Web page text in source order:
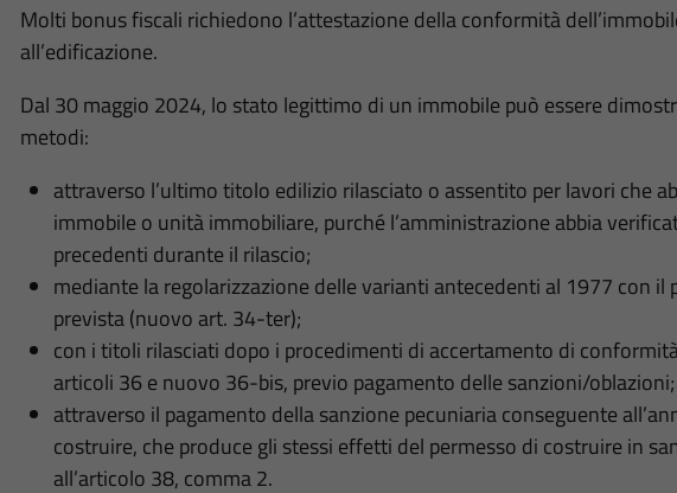
Molti bonus fiscali richiedono l’attestazione della conformità
all’edificazione.
Dal 30 maggio 2024, lo stato legittimo di un immobile può essere
metodi:
attraverso l’ultimo titolo edilizio rilasciato o assentito per lavori che
immobile o unità immobiliare, purché l’amministrazione abbia
precedenti durante il rilascio;
mediante la regolarizzazione delle varianti antecedenti al 1977 con il
prevista (nuovo art. 34-ter);
con i titoli rilasciati dopo i procedimenti di accertamento di
articoli 36 e nuovo 36-bis, previo pagamento delle sanzioni/oblazioni;
attraverso il pagamento della sanzione pecuniaria conseguente
costruire, che produce gli stessi effetti del permesso di costruire in
all’articolo 38, comma 2.